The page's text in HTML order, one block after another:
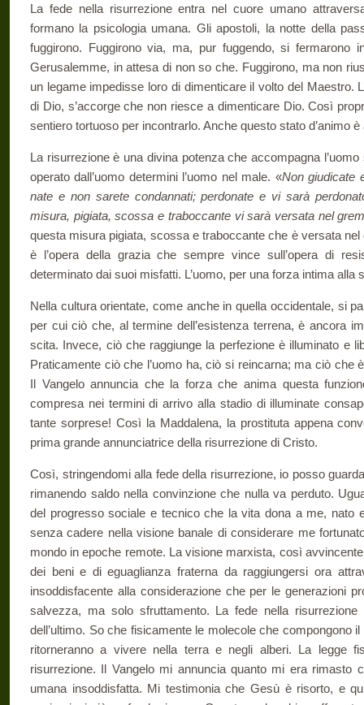
La fede nella risurrezione entra nel cuore umano
formano la psicologia umana. Gli apo­stoli, la notte della
fuggirono. Fuggirono via, ma, pur fuggendo, si fermarono
Gerusalemme, in attesa di non so che. Fuggirono, ma non
un legame impedisse loro di dimenticare il volto del Maestro.
di Dio, s’accorge che non riesce a dimenticare Dio. Così
sentiero tortuoso per incon­trarlo. Anche questo stato d’animo
La risurrezione è una divina potenza che accompagna
operato dall’uomo determini l’uomo nel male. «Non giudicate
nate e non sarete condannati; perdonate e vi sarà
misura, pigiata, scossa e traboccante vi sarà versata nel
questa misura pigiata, scossa e traboccante che è versata
è l’opera della grazia che sempre vince sull’opera di
determinato dai suoi misfatti. L’uomo, per una forza intima alla
Nella cultura orientate, come anche in quella occidentale, si
per cui ciò che, al termine del­l’esistenza terrena, è ancora
scita. Invece, ciò che raggiunge la perfezione è illuminato e
Praticamente ciò che l’uomo ha, ciò si reincarna; ma ciò che
Il Vangelo annuncia che la forza che anima questa
compresa nei termini di arrivo alla stadio di illuminate
tante sorprese! Così la Maddalena, la prostituta appena
prima grande annunciatrice della risurrezione di Cristo.
Così, stringendomi alla fede della risurrezione, io posso
rimanendo saldo nella con­vinzione che nulla va perduto.
del progresso sociale e tecnico che la vita dona a me, nato
senza cadere nella visione banale di considerare me
mondo in epoche remote. La visione marxista, così
dei beni e di eguaglianza fraterna da rag­giungersi ora
insoddisfacente alla considerazione che per le generazioni
salvezza, ma solo sfruttamento. La fede nella
dell’ultimo. So che fisica­mente le molecole che compongono
ritorneranno a vivere nella terra e negli alberi. La legge
risurrezione. Il Vangelo mi annuncia quanto mi era rimasto
umana in­soddisfatta. Mi testimonia che Gesù è risorto, e